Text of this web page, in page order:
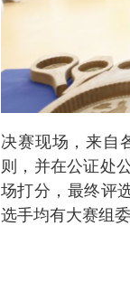
决赛现场，来自
则，并在公证处
场打分，最终评
选手均有大赛组